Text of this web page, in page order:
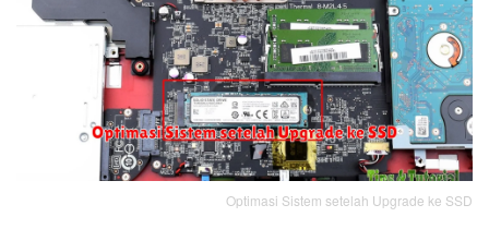
Optimasi Sistem setelah Upgrade ke SSD